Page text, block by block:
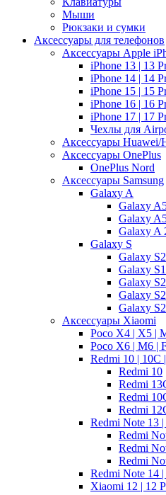
Мыши
Рюкзаки и сумки
Аксессуары для телефонов
Аксессуары Apple
iPhone 13 | 13
iPhone 14 | 14
iPhone 15 | 15
iPhone 16 | 16
iPhone 17 | 17
Чехлы для
Аксессуары Huawei/
Аксессуары OnePlus
OnePlus Nord
Аксессуары Samsung
Galaxy A
Galaxy
Galaxy
Galaxy A
Galaxy S
Galaxy
Galaxy
Galaxy
Galaxy
Galaxy
Аксессуары Xiaomi
Poco X4 | X5 |
Poco X6 | M6 |
Redmi 10 | 10C
Redmi 10
Redmi
Redmi
Redmi
Redmi Note 13
Redmi
Redmi
Redmi
Redmi Note 14
Xiaomi 12 | 12